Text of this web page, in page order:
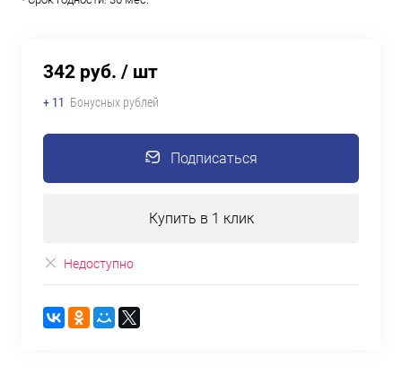
342 руб. / шт
+ 11 Бонусных рублей
Подписаться
Купить в 1 клик
Недоступно